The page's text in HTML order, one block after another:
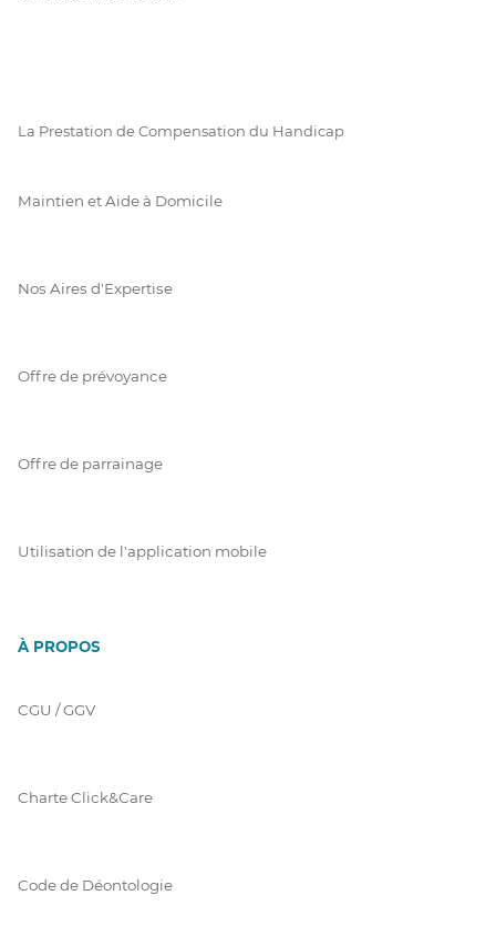
La Prestation de Compensation du Handicap
Maintien et Aide à Domicile
Nos Aires d'Expertise
Offre de prévoyance
Offre de parrainage
Utilisation de l'application mobile
À PROPOS
CGU / GGV
Charte Click&Care
Code de Déontologie